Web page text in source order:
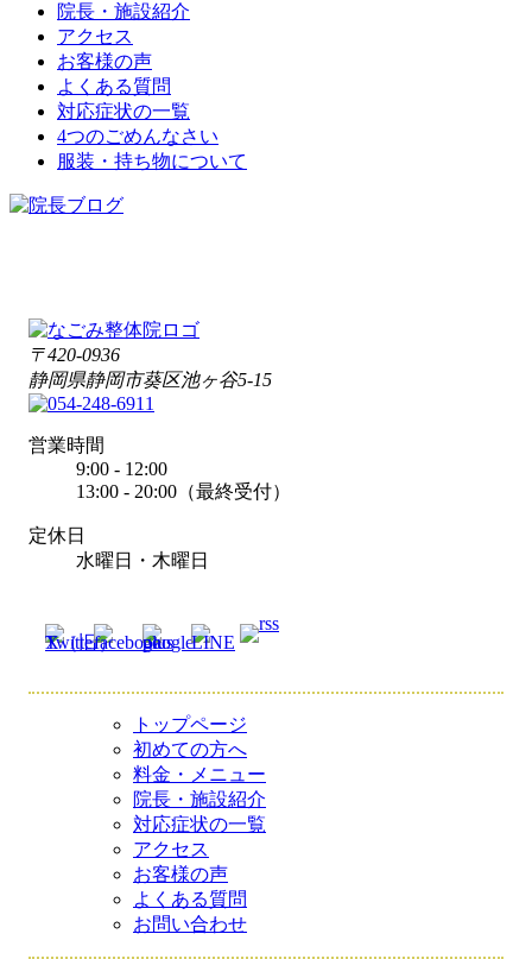
院長・施設紹介
アクセス
お客様の声
よくある質問
対応症状の一覧
4つのごめんなさい
服装・持ち物について
〒420-0936
静岡県静岡市葵区池ヶ谷5-15
営業時間
9:00 - 12:00
13:00 - 20:00（最終受付）
定休日
水曜日・木曜日
トップページ
初めての方へ
料金・メニュー
院長・施設紹介
対応症状の一覧
アクセス
お客様の声
よくある質問
お問い合わせ